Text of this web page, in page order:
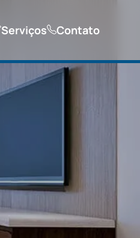
Serviços Contato